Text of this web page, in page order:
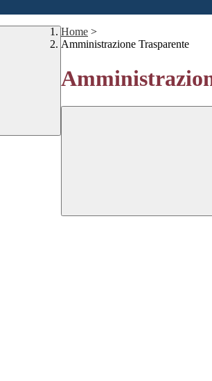
Home >
Amministrazione Trasparente